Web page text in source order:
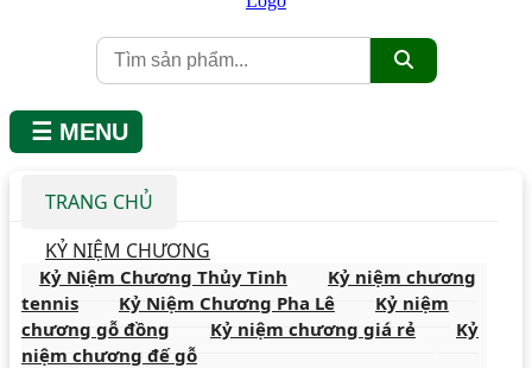
☰ MENU
TRANG CHỦ
KỶ NIỆM CHƯƠNG
Kỷ Niệm Chương Thủy Tinh
Kỷ niệm chương
tennis
Kỷ Niệm Chương Pha Lê
Kỷ niệm
chương gỗ đồng
Kỷ niệm chương giá rẻ
Kỷ
niệm chương đế gỗ